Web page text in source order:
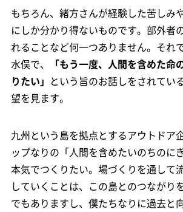
もちろん、緒方さんが経験した苦しみ
にしか分かり得ないものです。部外者
れることなど何一つありません。それ
水俣で、
「もう一度、人間を含めた命
りたい」 という旨のお話しをされてい
望を見ます。
九州という島を拠点とするアウトドア
ップなりの「人間を含めたいのちのに
本気でつくりたい。場づくりを通して
していくことは、この島とのつながり
でもありますし、僕たちなりに過去と